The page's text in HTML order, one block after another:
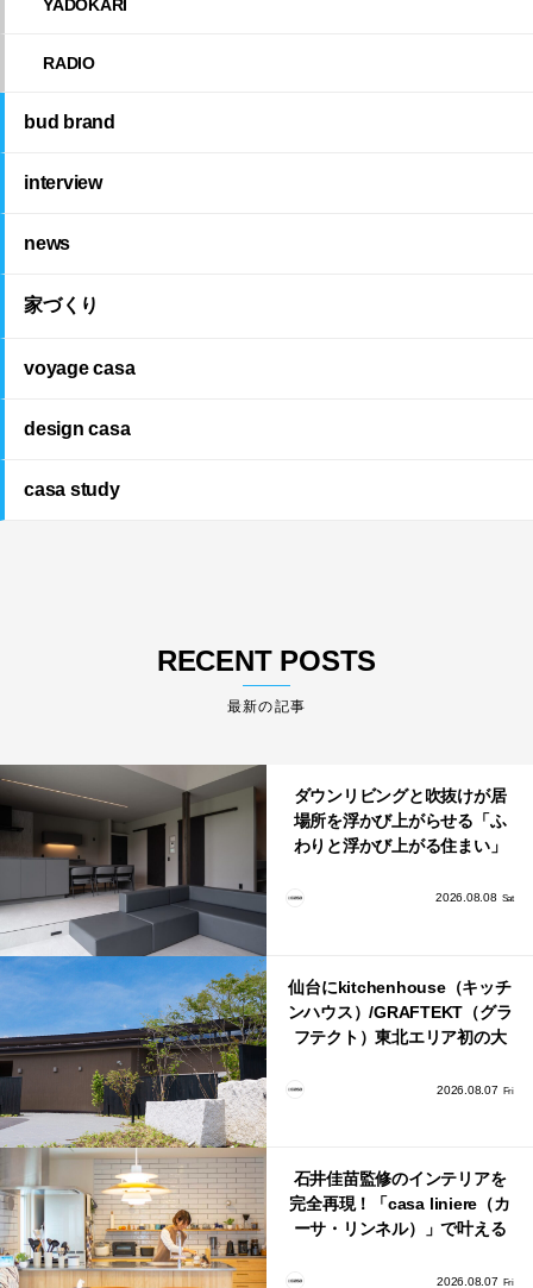
YADOKARI
RADIO
bud brand
interview
news
家づくり
voyage casa
design casa
casa study
RECENT POSTS
最新の記事
ダウンリビングと吹抜けが居
場所を浮かび上がらせる「ふ
わりと浮かび上がる住まい」
2026.08.08 Sat
仙台にkitchenhouse（キッチ
ンハウス）/GRAFTEKT（グラ
フテクト）東北エリア初の大
2026.08.07 Fri
石井佳苗監修のインテリアを
完全再現！「casa liniere（カ
ーサ・リンネル）」で叶える
2026.08.07 Fri